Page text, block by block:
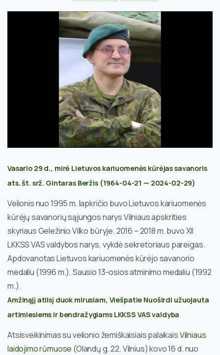
Vasario 29 d., mirė Lietuvos kariuomenės kūrėjas savanoris
ats. št. srž. Gintaras Beržis (1964-04-21 — 2024-02-29)
Velionis nuo 1995 m. lapkričio buvo Lietuvos kariuomenės
kūrėjų savanorių sąjungos narys Vilniaus apskrities
skyriaus Geležinio Vilko būryje. 2016 – 2018 m. buvo XII
LKKSS VAS valdybos narys, vykdė sekretoriaus pareigas.
Apdovanotas Lietuvos kariuomenės kūrėjo savanorio
medaliu (1996 m.), Sausio 13-osios atminimo medaliu (1992
m.).
Amžinąjį atilsį duok mirusiam, Viešpatie Nuoširdi užuojauta
artimiesiems ir bendražygiams LKKSS VAS valdyba
Atsisveikinimas su velionio žemiškaisiais palaikaisVilniaus
laidojimo rūmuose (Olandų g. 22, Vilnius) kovo 16 d. nuo